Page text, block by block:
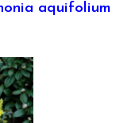
aquifolium